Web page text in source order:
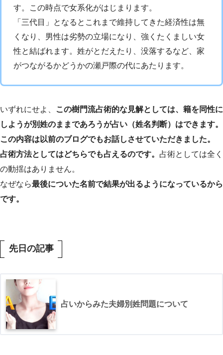
す。この時点で女系化がはじまります。
「三代目」となるとこれまで維持してきた経済性は無
くなり、男性は劣勢の立場になり、強くたくましい女
性と結ばれます。姓がとだえたり、没落するなど、家
がつながるかどうかの瀬戸際の代にあたります。
いずれにせよ、
この樹門流占術的な見解としては、籍を同性に
しようが別姓のままであろうが占い（姓名判断）はできます。
この内容は以前のブログでもお話しさせていただきました。
占術方法としてはどちらでも占えるのです。 占術としては全く
の動揺はありません。
なぜなら最後についた名前で結果が出るようになっているから
です。
先日の記事
占いからみた夫婦別姓問題について